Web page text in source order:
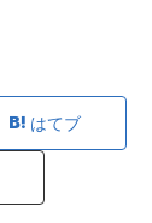
はてブ